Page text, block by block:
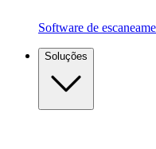
Software de
Soluções